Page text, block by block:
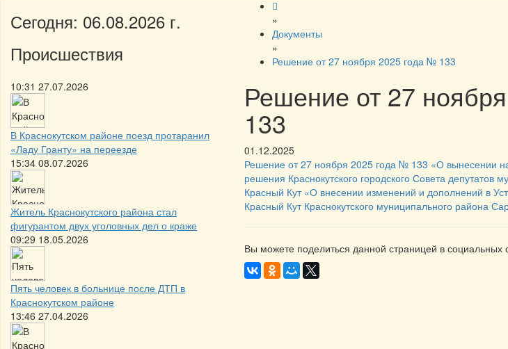
Сегодня: 06.08.2026 г.
Происшествия
10:31 27.07.2026
В Краснокутском районе поезд протаранил
«Ладу Гранту» на переезде
15:34 08.07.2026
Житель Краснокутского района стал
фигурантом двух уголовных дел о краже
09:29 18.05.2026
Пять человек в больнице после ДТП в
Краснокутском районе
13:46 27.04.2026
»
Документы
»
Решение от 27 ноября 2025 года № 133
Решение от 27
133
01.12.2025
Решение от 27 ноября 2025 года № 133 «О вынесении
решения Краснокутского городского Совета депутатов
Красный Кут «О внесении изменений и дополнений в
Красный Кут Краснокутского муниципального района
Вы можете поделиться данной страницей в социальных